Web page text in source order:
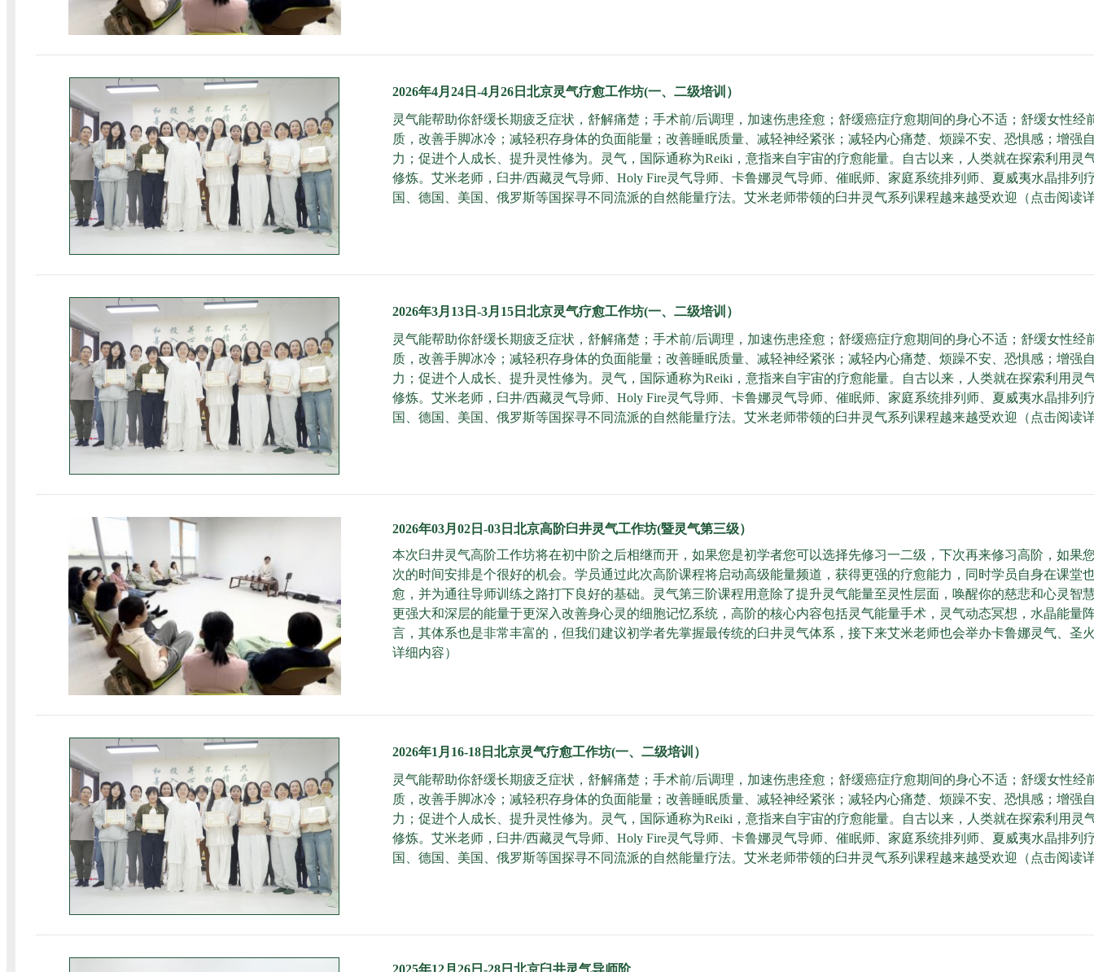
2026年4月24日-4月26日北京灵气疗愈工作坊(一、二级培训）
灵气能帮助你舒缓长期疲乏症状，舒解痛楚；手术前/后调理，加速伤患痊愈；舒缓癌症疗愈期间的身心不适；舒缓女性经
质，改善手脚冰冷；减轻积存身体的负面能量；改善睡眠质量、减轻神经紧张；减轻内心痛楚、烦躁不安、恐惧感；增强
力；促进个人成长、提升灵性修为。灵气，国际通称为Reiki，意指来自宇宙的疗愈能量。自古以来，人类就在探索利用灵
修炼。艾米老师，臼井/西藏灵气导师、Holy Fire灵气导师、卡鲁娜灵气导师、催眠师、家庭系统排列师、夏威夷水晶排列
国、德国、美国、俄罗斯等国探寻不同流派的自然能量疗法。艾米老师带领的臼井灵气系列课程越来越受欢迎（点击阅读
2026年3月13日-3月15日北京灵气疗愈工作坊(一、二级培训）
灵气能帮助你舒缓长期疲乏症状，舒解痛楚；手术前/后调理，加速伤患痊愈；舒缓癌症疗愈期间的身心不适；舒缓女性经
质，改善手脚冰冷；减轻积存身体的负面能量；改善睡眠质量、减轻神经紧张；减轻内心痛楚、烦躁不安、恐惧感；增强
力；促进个人成长、提升灵性修为。灵气，国际通称为Reiki，意指来自宇宙的疗愈能量。自古以来，人类就在探索利用灵
修炼。艾米老师，臼井/西藏灵气导师、Holy Fire灵气导师、卡鲁娜灵气导师、催眠师、家庭系统排列师、夏威夷水晶排列
国、德国、美国、俄罗斯等国探寻不同流派的自然能量疗法。艾米老师带领的臼井灵气系列课程越来越受欢迎（点击阅读
2026年03月02日-03日北京高阶臼井灵气工作坊(暨灵气第三级）
本次臼井灵气高阶工作坊将在初中阶之后相继而开，如果您是初学者您可以选择先修习一二级，下次再来修习高阶，如果
次的时间安排是个很好的机会。学员通过此次高阶课程将启动高级能量频道，获得更强的疗愈能力，同时学员自身在课堂
愈，并为通往导师训练之路打下良好的基础。灵气第三阶课程用意除了提升灵气能量至灵性层面，唤醒你的慈悲和心灵智
更强大和深层的能量于更深入改善身心灵的细胞记忆系统，高阶的核心内容包括灵气能量手术，灵气动态冥想，水晶能量
言，其体系也是非常丰富的，但我们建议初学者先掌握最传统的臼井灵气体系，接下来艾米老师也会举办卡鲁娜灵气、圣
详细内容）
2026年1月16-18日北京灵气疗愈工作坊(一、二级培训）
灵气能帮助你舒缓长期疲乏症状，舒解痛楚；手术前/后调理，加速伤患痊愈；舒缓癌症疗愈期间的身心不适；舒缓女性经
质，改善手脚冰冷；减轻积存身体的负面能量；改善睡眠质量、减轻神经紧张；减轻内心痛楚、烦躁不安、恐惧感；增强
力；促进个人成长、提升灵性修为。灵气，国际通称为Reiki，意指来自宇宙的疗愈能量。自古以来，人类就在探索利用灵
修炼。艾米老师，臼井/西藏灵气导师、Holy Fire灵气导师、卡鲁娜灵气导师、催眠师、家庭系统排列师、夏威夷水晶排列
国、德国、美国、俄罗斯等国探寻不同流派的自然能量疗法。艾米老师带领的臼井灵气系列课程越来越受欢迎（点击阅读
2025年12月26日-28日北京臼井灵气导师阶